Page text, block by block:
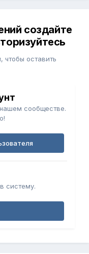
создайте
чтобы оставить
сообществе.
систему.